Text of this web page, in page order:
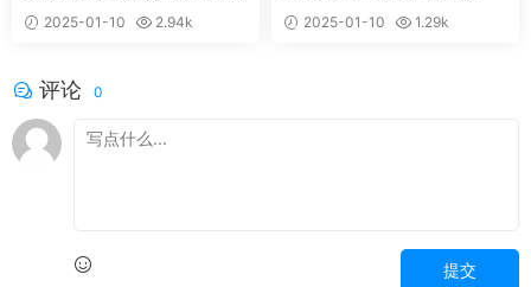
能，支持PC端+安卓端
2025-01-10 2.94k 2025-01-10 1.29k
评论 0
提交